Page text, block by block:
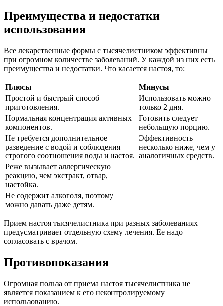
Преимущества и недостатки
использования
Все лекарственные формы с тысячелистником эффективны
при огромном количестве заболеваний. У каждой из них есть
преимущества и недостатки. Что касается настоя, то:
Плюсы
Минусы
Простой и быстрый способ
приготовления.
Использовать можно
только 2 дня.
Нормальная концентрация активных
компонентов.
Готовить следует
небольшую порцию.
Не требуется дополнительное
разведение с водой и соблюдения
строгого соотношения воды и настоя.
Эффективность
несколько ниже, чем у
аналогичных средств.
Реже вызывает аллергическую
реакцию, чем экстракт, отвар,
настойка.
Не содержит алкоголя, поэтому
можно давать даже детям.
Прием настоя тысячелистника при разных заболеваниях
предусматривает отдельную схему лечения. Ее надо
согласовать с врачом.
Противопоказания
Огромная польза от приема настоя тысячелистника не
является показанием к его неконтролируемому
использованию.